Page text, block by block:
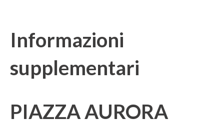
Informazioni
supplementari
PIAZZA AURORA